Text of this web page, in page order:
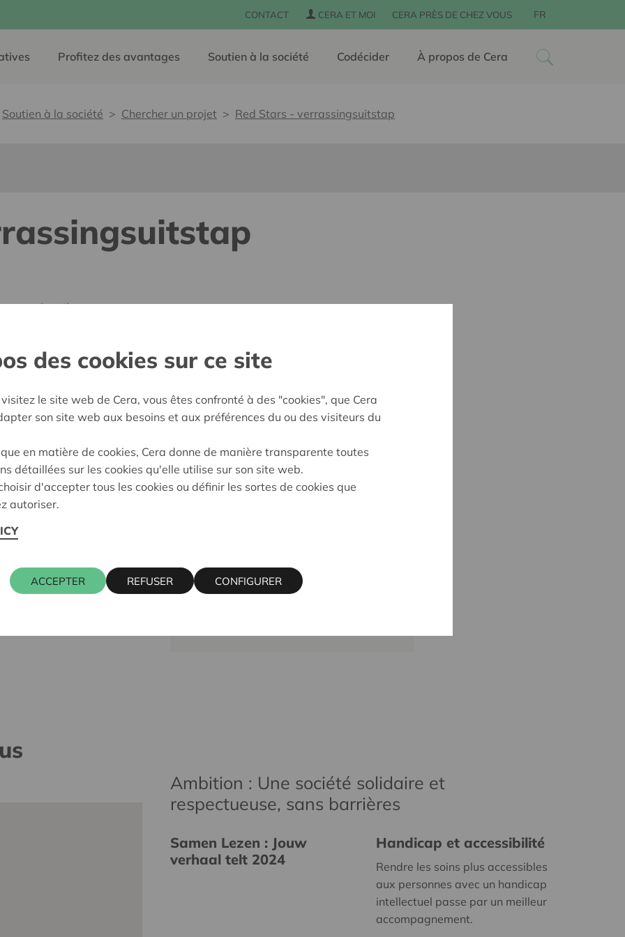
CONTACT CERA ET MOI CERA PRÈS DE CHEZ VOUS FR
Profitez des avantages Soutien à la société Codécider À propos de Cera
Soutien à la société Chercher un projet Red Stars - verrassingsuitstap
sans barrières
participer à part entière,
décision:01/10/2025
Approuvé
WIM INGELS
Ambition : Une société solidaire et
respectueuse, sans barrières
Samen Lezen : Jouw
verhaal telt 2024
Handicap et accessibilité
Rendre les soins plus accessibles
aux personnes avec un handicap
intellectuel passe par un meilleur
accompagnement.
des cookies sur ce site
le site web de Cera, vous êtes confronté à des "cookies", que Cera
son site web aux besoins et aux préférences du ou des visiteurs du
en matière de cookies, Cera donne de manière transparente toutes
détaillées sur les cookies qu'elle utilise sur son site web.
d'accepter tous les cookies ou définir les sortes de cookies que
autoriser.
ACCEPTER REFUSER CONFIGURER